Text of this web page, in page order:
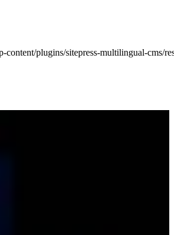
plugins/sitepress-multilingual-cms/